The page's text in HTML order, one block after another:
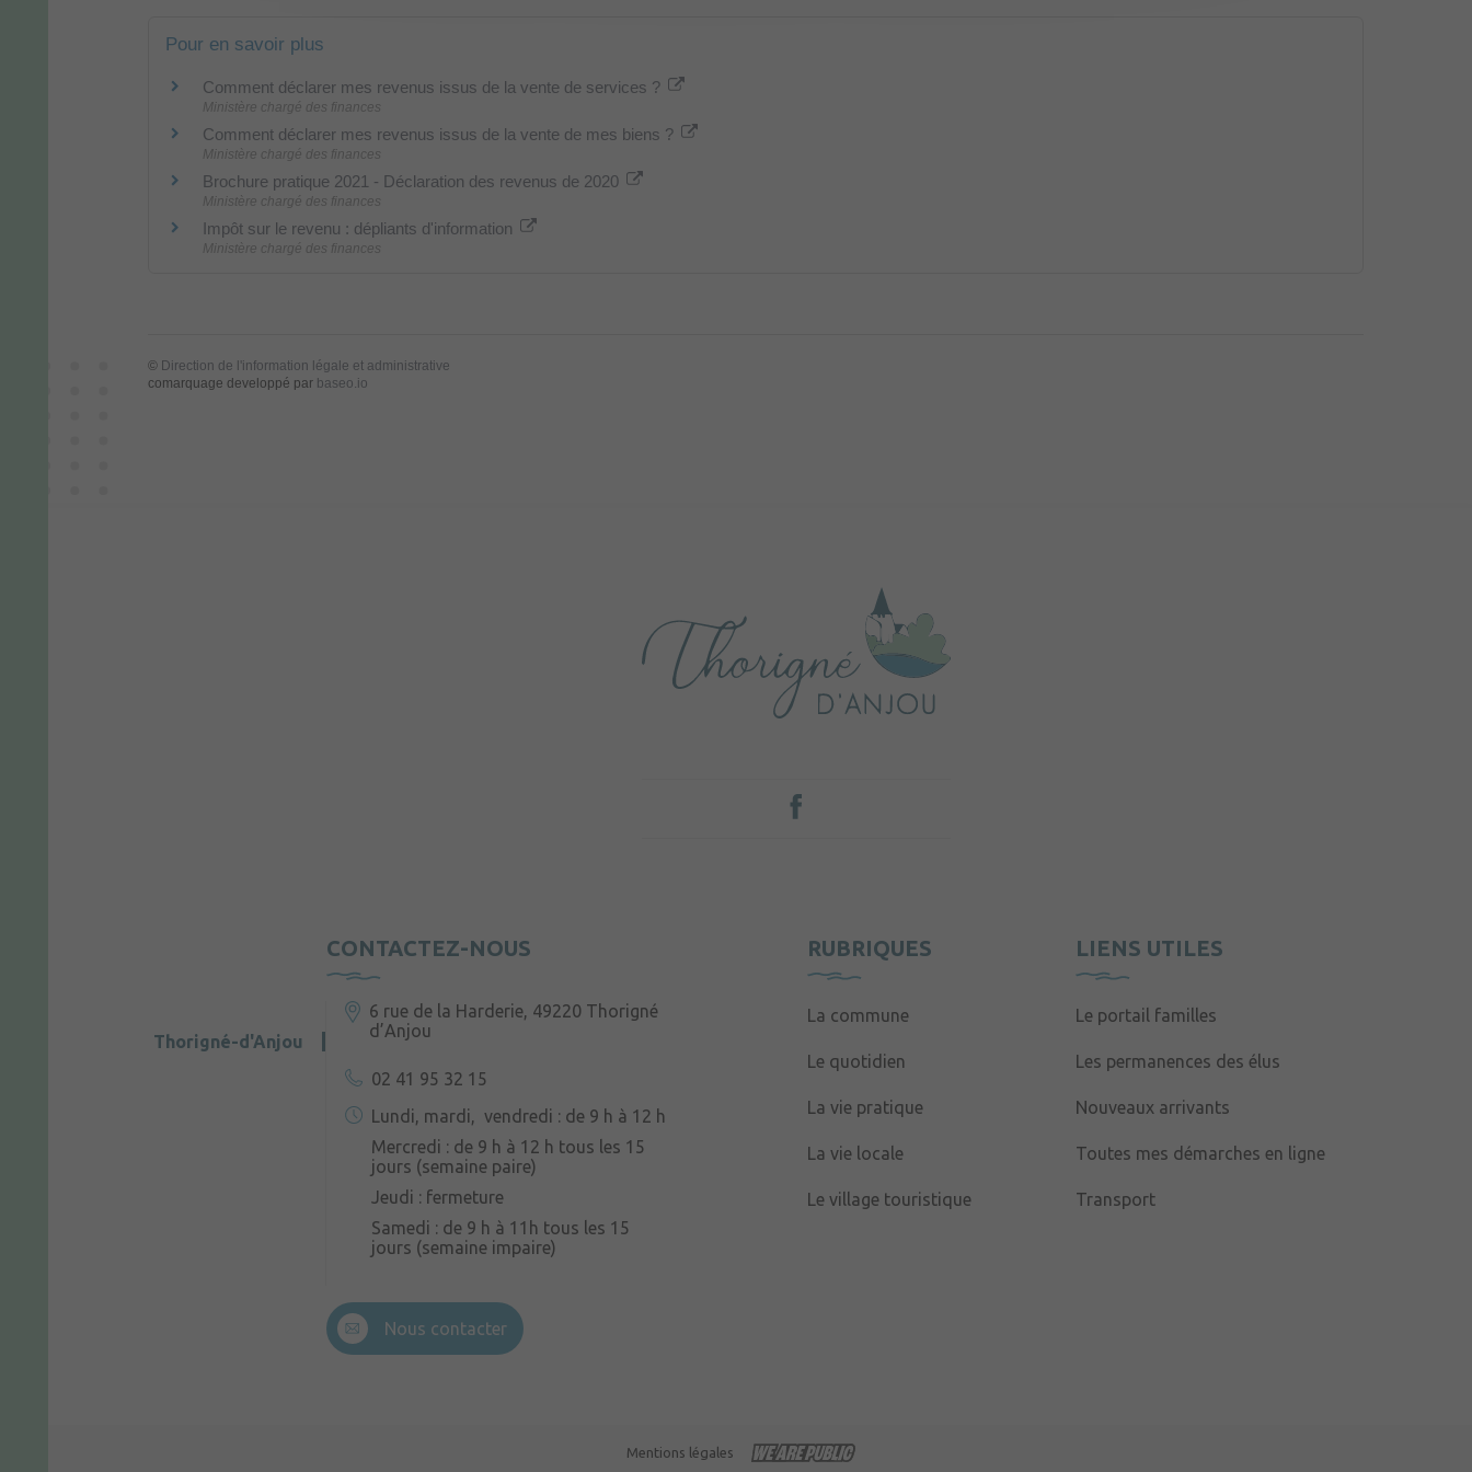
Pour en savoir plus
Comment déclarer mes revenus issus de la vente de services ?
Ministère chargé des finances
Comment déclarer mes revenus issus de la vente de mes biens ?
Ministère chargé des finances
Brochure pratique 2021 - Déclaration des revenus de 2020
Ministère chargé des finances
Impôt sur le revenu : dépliants d'information
Ministère chargé des finances
© Direction de l'information légale et administrative
comarquage developpé par baseo.io
CONTACTEZ-NOUS
Thorigné-d'Anjou
6 rue de la Harderie, 49220 Thorigné
d’Anjou
02 41 95 32 15
Lundi, mardi, vendredi : de 9 h à 12 h
Mercredi : de 9 h à 12 h tous les 15
jours (semaine paire)
Jeudi : fermeture
Samedi : de 9 h à 11h tous les 15
jours (semaine impaire)
Nous contacter
RUBRIQUES
La commune
Le quotidien
La vie pratique
La vie locale
Le village touristique
LIENS UTILES
Le portail familles
Les permanences des élus
Nouveaux arrivants
Toutes mes démarches en ligne
Transport
Mentions légales